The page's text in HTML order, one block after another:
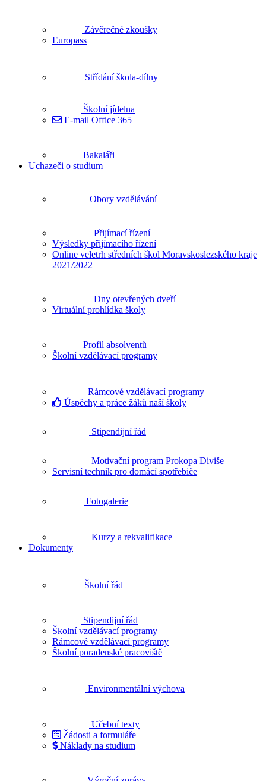
Závěrečné zkoušky
Europass
Střídání škola-dílny
Školní jídelna
E-mail Office 365
Bakaláři
Uchazeči o studium
Obory vzdělávání
Přijímací řízení
Výsledky přijímacího řízení
Online veletrh středních škol Moravskoslezského kraje
2021/2022
Dny otevřených dveří
Virtuální prohlídka školy
Profil absolventů
Školní vzdělávací programy
Rámcové vzdělávací programy
Úspěchy a práce žáků naší školy
Stipendijní řád
Motivační program Prokopa Diviše
Servisní technik pro domácí spotřebiče
Fotogalerie
Kurzy a rekvalifikace
Dokumenty
Školní řád
Stipendijní řád
Školní vzdělávací programy
Rámcové vzdělávací programy
Školní poradenské pracoviště
Environmentální výchova
Učební texty
Žádosti a formuláře
Náklady na studium